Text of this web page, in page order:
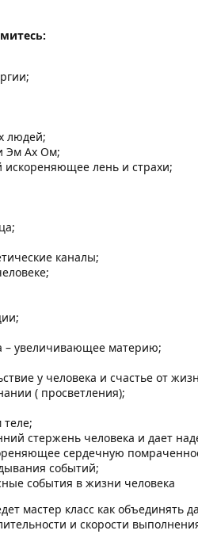
людей;
Эм Ах Ом;
искореняющее лень и страхи;
каналы;
– увеличивающее материю;
у человека и счастье от
( просветления);
стержень человека и дает
сердечную
событий;
события в жизни человека
мастер класс как
и скорости